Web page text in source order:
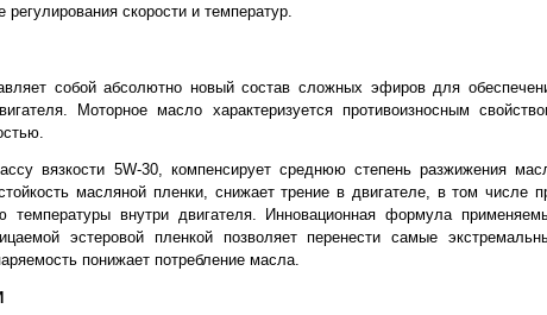
скорости и температур.
собой абсолютно новый состав сложных эфиров для
Моторное масло характеризуется противоизносным
вязкости 5W-30, компенсирует среднюю степень разжижения
масляной пленки, снижает трение в двигателе, в том числе
температуры внутри двигателя. Инновационная формула
эстеровой пленкой позволяет перенести самые
понижает потребление масла.